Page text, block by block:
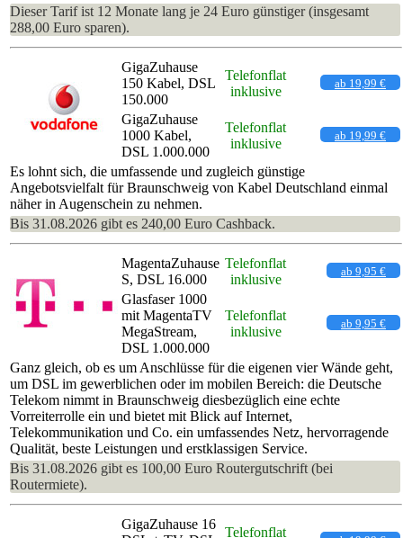
Dieser Tarif ist 12 Monate lang je 24 Euro günstiger (insgesamt
288,00 Euro sparen).
GigaZuhause
150 Kabel, DSL
150.000
Telefonflat
inklusive
ab 19,99 €
GigaZuhause
1000 Kabel,
DSL 1.000.000
Telefonflat
inklusive
ab 19,99 €
Es lohnt sich, die umfassende und zugleich günstige
Angebotsvielfalt für Braunschweig von Kabel Deutschland einmal
näher in Augenschein zu nehmen.
Bis 31.08.2026 gibt es 240,00 Euro Cashback.
MagentaZuhause
S, DSL 16.000
Telefonflat
inklusive
ab 9,95 €
Glasfaser 1000
mit MagentaTV
MegaStream,
DSL 1.000.000
Telefonflat
inklusive
ab 9,95 €
Ganz gleich, ob es um Anschlüsse für die eigenen vier Wände geht,
um DSL im gewerblichen oder im mobilen Bereich: die Deutsche
Telekom nimmt in Braunschweig diesbezüglich eine echte
Vorreiterrolle ein und bietet mit Blick auf Internet,
Telekommunikation und Co. ein umfassendes Netz, hervorragende
Qualität, beste Leistungen und erstklassigen Service.
Bis 31.08.2026 gibt es 100,00 Euro Routergutschrift (bei
Routermiete).
GigaZuhause 16
Telefonflat